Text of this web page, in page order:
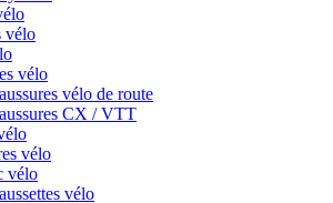
vélo
vélo
vélo de route
CX / VTT
vélo
vélo
vélo